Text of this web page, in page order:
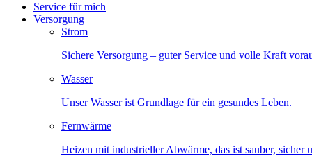
Service für mich
Versorgung
Strom
Sichere Versorgung – guter Service und volle Kraft
Wasser
Unser Wasser ist Grundlage für ein gesundes Leben.
Fernwärme
Heizen mit industrieller Abwärme, das ist sauber, sicher